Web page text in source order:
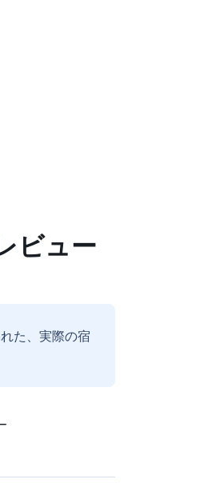
ビュー
た、実際の宿